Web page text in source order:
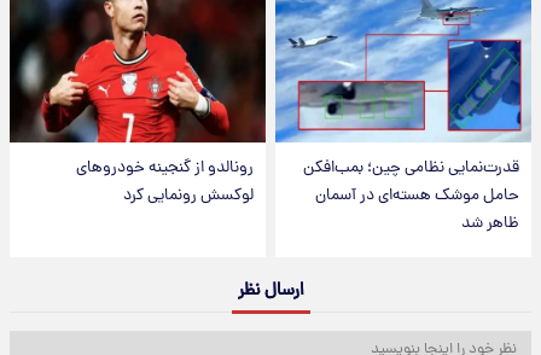
قدرت‌نمایی نظامی چین؛ بمب‌افکن
حامل موشک هسته‌ای در آسمان
ظاهر شد
رونالدو از گنجینه خودروهای
لوکسش رونمایی کرد
ارسال نظر